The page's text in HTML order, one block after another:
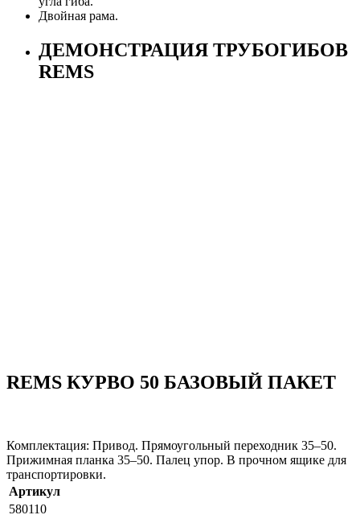
Двойная рама.
ДЕМОНСТРАЦИЯ ТРУБОГИБОВ
REMS
REMS КУРВО 50 БАЗОВЫЙ ПАКЕТ
Комплектация: Привод. Прямоугольный переходник 35–50.
Прижимная планка 35–50. Палец упор. В прочном ящике для
транспортировки.
Артикул
580110